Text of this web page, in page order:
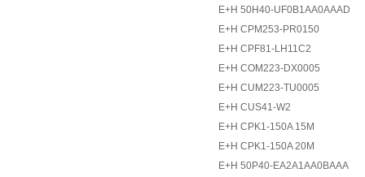
E+H 50H40-UF0B1AA0AAAD
E+H CPM253-PR0150
E+H CPF81-LH11C2
E+H COM223-DX0005
E+H CUM223-TU0005
E+H CUS41-W2
E+H CPK1-150A 15M
E+H CPK1-150A 20M
E+H 50P40-EA2A1AA0BAAA